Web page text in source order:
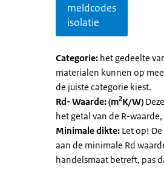
meldcodes
isolatie
Categorie: het gedeelte
materialen kunnen op
de juiste categorie kiest.
Rd- Waarde: (m2K/W)
het getal van de R-
Minimale dikte: Let op!
aan de minimale Rd
handelsmaat betreft, pas